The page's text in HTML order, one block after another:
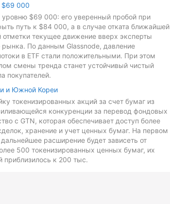
$69 000
уровню $69 000: его уверенный пробой при
путь к $84 000, а в случае отката ближайшей
текущее движение вверх эксперты
По данным Glassnode, давление
в ETF стали положительными. При этом
смены тренда станет устойчивый чистый
покупателей.
и Южной Кореи
токенизированных акций за счет бумаг из
конкуренции за перевод фондовых
с GTN, которая обеспечивает доступ более
хранение и учет ценных бумаг. На первом
расширение будет зависеть от
500 токенизированных ценных бумаг, их
к 200 тыс.